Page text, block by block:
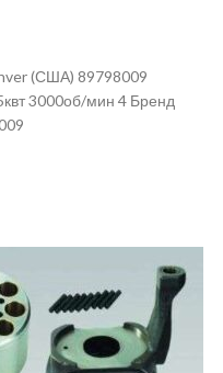
(США) 89798009
3000об/мин 4 Бренд